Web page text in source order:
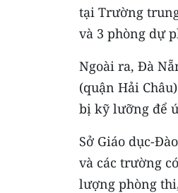
tại Trường
và 3 phòng dự
Ngoài ra, Đà
(quận Hải
bị kỹ lưỡng để
Sở Giáo dục-
và các trường
lượng phòng